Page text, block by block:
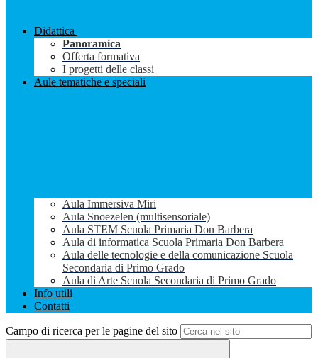
Didattica
Panoramica
Offerta formativa
I progetti delle classi
Aule tematiche e speciali
Aula Immersiva Miri
Aula Snoezelen (multisensoriale)
Aula STEM Scuola Primaria Don Barbera
Aula di informatica Scuola Primaria Don Barbera
Aula delle tecnologie e della comunicazione Scuola
Secondaria di Primo Grado
Aula di Arte Scuola Secondaria di Primo Grado
Info utili
Contatti
Campo di ricerca per le pagine del sito